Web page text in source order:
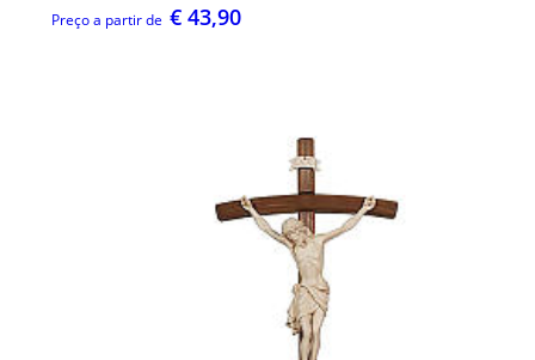
Preço a partir de € 43,90